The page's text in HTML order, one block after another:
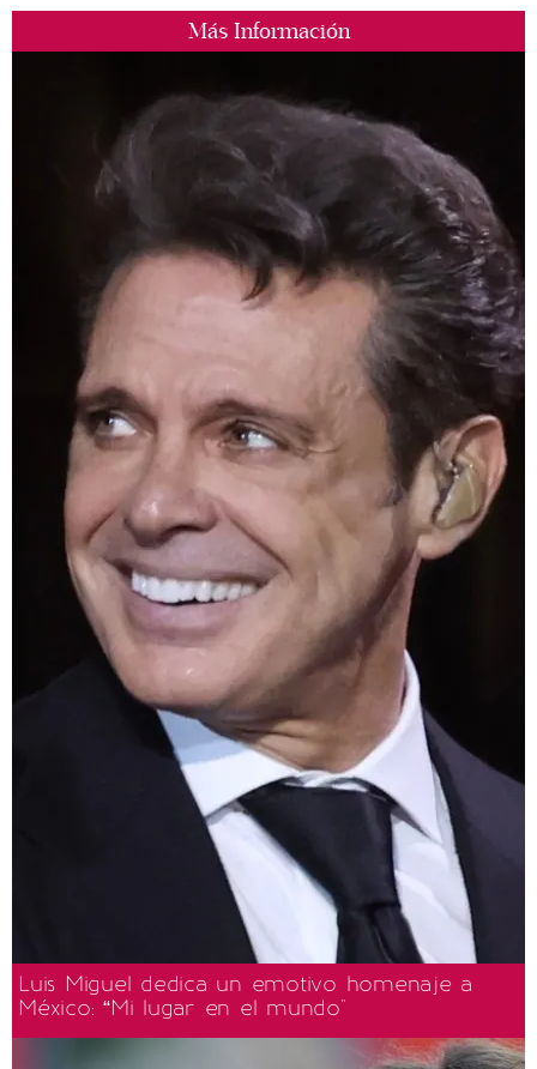
Más Información
Luis Miguel dedica un emotivo homenaje a
México: “Mi lugar en el mundo"